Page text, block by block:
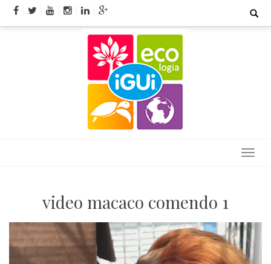
Skip
Search
video macaco comendo 1
Tocador
de